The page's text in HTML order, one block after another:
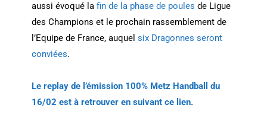
aussi évoqué la fin de la phase de poules de Ligue
des Champions et le prochain rassemblement de
l’Equipe de France, auquel six Dragonnes seront
conviées.
Le replay de l’émission 100% Metz Handball du
16/02 est à retrouver en suivant ce lien.